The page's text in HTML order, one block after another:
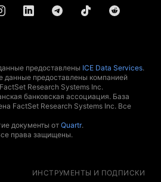
предоставлены ICE Data Services.
данные предоставлены компанией
Research Systems Inc.
банковская ассоциация. База
FactSet Research Systems Inc. Все
документы от Quartr.
права защищены.
ИНСТРУМЕНТЫ И ПОДПИСКИ